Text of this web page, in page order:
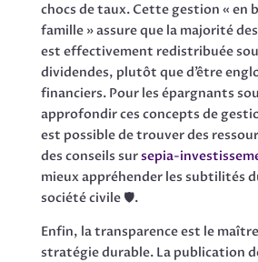
chocs de taux. Cette gestion « en
famille » assure que la majorité
est effectivement redistribuée
dividendes, plutôt que d’être
financiers. Pour les épargnants
approfondir ces concepts de
est possible de trouver des
des conseils sursepia-
mieux appréhender les subtilités
société civile 🛡️.
Enfin, la transparence est le
stratégie durable. La publication